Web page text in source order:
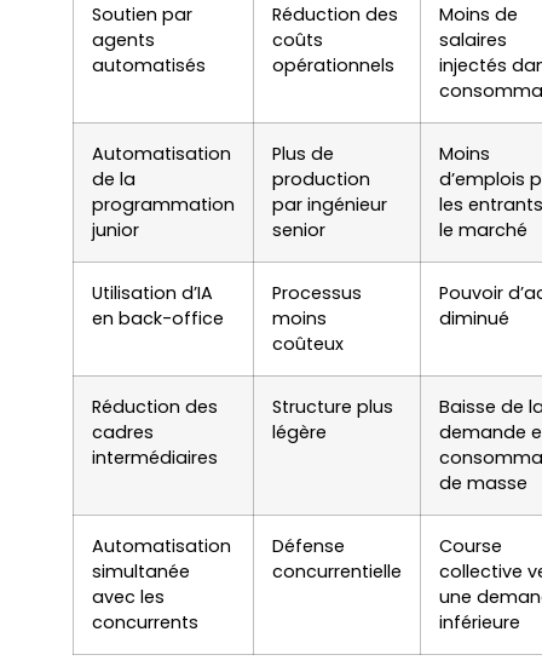
Soutien par
agents
automatisés
Réduction des
coûts
opérationnels
Moins de
salaires
injectés
Automatisation
de la
programmation
junior
Plus de
production
par ingénieur
senior
Moins
d’emplois
les
le marché
Utilisation d’IA
en back-office
Processus
moins
coûteux
Pouvoir
diminué
Réduction des
cadres
intermédiaires
Structure plus
légère
Baisse de
demande
de masse
Automatisation
simultanée
avec les
concurrents
Défense
concurrentielle
Course
collective
une
inférieure